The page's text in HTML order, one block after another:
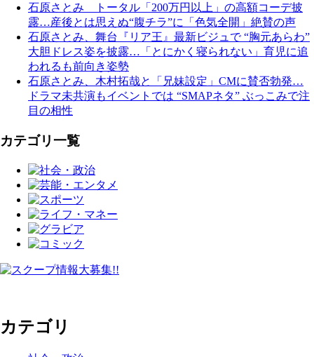
石原さとみ トータル「200万円以上」の高額コーデ披
露…産後とは思えぬ“腹チラ”に「色気全開」絶賛の声
石原さとみ、舞台『リア王』最新ビジュで “胸元あらわ”
大胆ドレス姿を披露…「とにかく寝られない」育児に追
われるも前向き姿勢
石原さとみ、木村拓哉と「兄妹設定」CMに賛否勃発…
ドラマ未共演もイベントでは “SMAPネタ” ぶっこみで注
目の相性
カテゴリ一覧
カテゴリ